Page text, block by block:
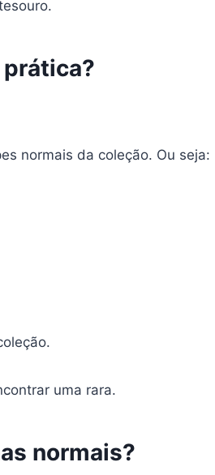
normais da coleção. Ou seja:
uma rara.
normais?